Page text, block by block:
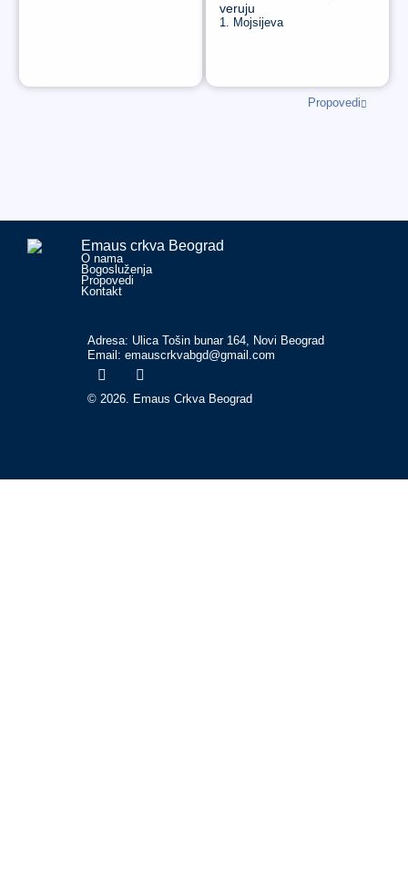
veruju
1. Mojsijeva
Propovedi
Emaus crkva Beograd
O nama
Bogosluženja
Propovedi
Kontakt
Adresa: Ulica Tošin bunar 164, Novi Beograd
Email: emauscrkvabgd@gmail.com
© 2026. Emaus Crkva Beograd